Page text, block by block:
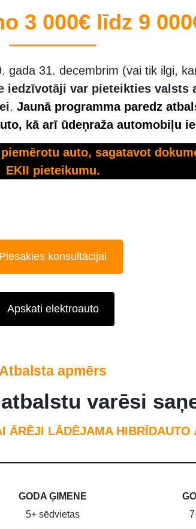
3 000€ līdz 9
gada 31. decembrim (vai tik ilgi,
iedzīvotāji var pieteikties valsts
. Jaunā programma paredz
kā arī ūdeņraža automobiļu
auto, sagatavot
EKII pieteikumu.
Piesakies konsultācijai
Apskati elektroauto
Atbalsta apmērs
varēsi
ĀRĒJI LĀDĒJAMA HIBRĪDAUTO
GODA ĢIMENE
5+ sēdvietas